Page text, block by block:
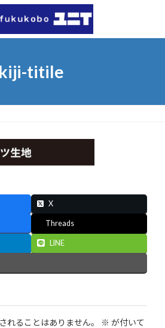
kiji-titile
X
Threads
LINE
れることはありません。 ※ が付いて